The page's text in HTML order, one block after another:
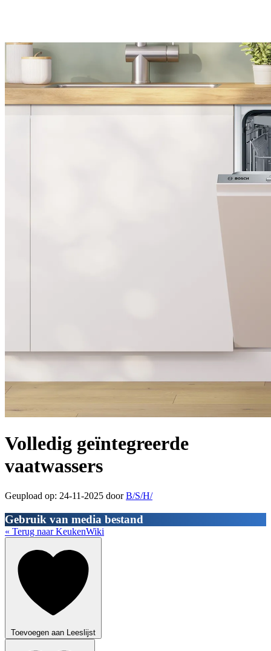
Volledig geïntegreerde
vaatwassers
Geupload op: 24-11-2025 doorB/S/H/
Gebruik van media bestand
« Terug naar KeukenWiki
Toevoegen aan Leeslijst